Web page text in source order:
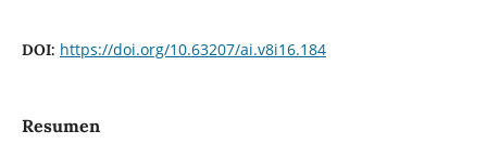
DOI: https://doi.org/10.63207/ai.v8i16.184
Resumen